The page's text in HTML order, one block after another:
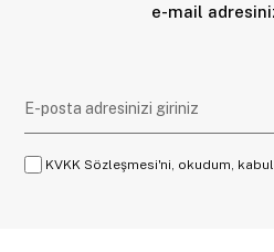
e-mail
KVKK Sözleşmesi'ni, okudum,